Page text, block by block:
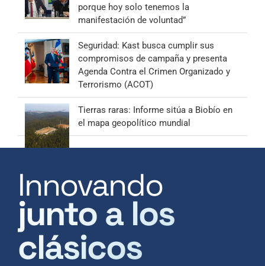
porque hoy solo tenemos la
manifestación de voluntad”
Seguridad: Kast busca cumplir sus
compromisos de campaña y presenta
Agenda Contra el Crimen Organizado y
Terrorismo (ACOT)
Tierras raras: Informe sitúa a Biobío en
el mapa geopolítico mundial
Innovando
junto a los
clásicos